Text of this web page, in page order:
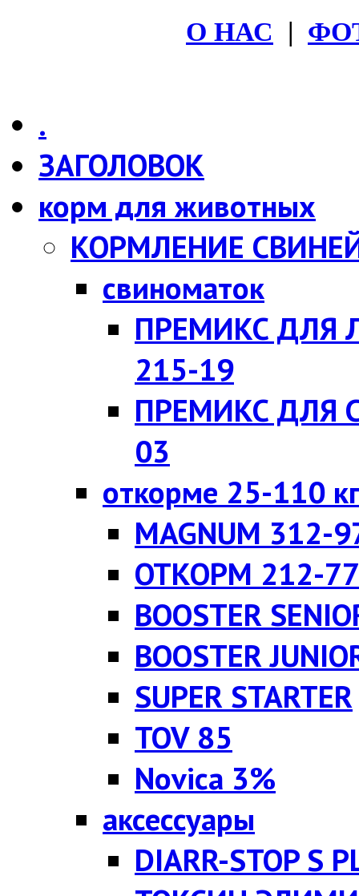
O НАС |
.
ЗАГОЛОВОК
корм для животных
КОРМЛЕНИЕ
свиноматок
ПРЕМИКС ДЛЯ
215-19
ПРЕМИКС ДЛЯ
03
откорме 25-110 кг
MAGNUM 312-
ОТКОРМ 212-
BOOSTER
BOOSTER
SUPER STARTER
TOV 85
Novica 3%
аксессуары
DIARR-STOP S